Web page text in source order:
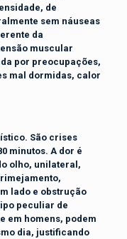
de
sem náuseas
da
muscular
por preocupações,
mal dormidas, calor
São crises
minutos. A dor é
olho, unilateral,
lado e obstrução
peculiar de
em homens, podem
dia, justificando